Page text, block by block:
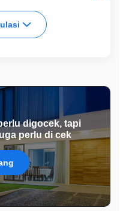
digocek, tapi
perlu di cek